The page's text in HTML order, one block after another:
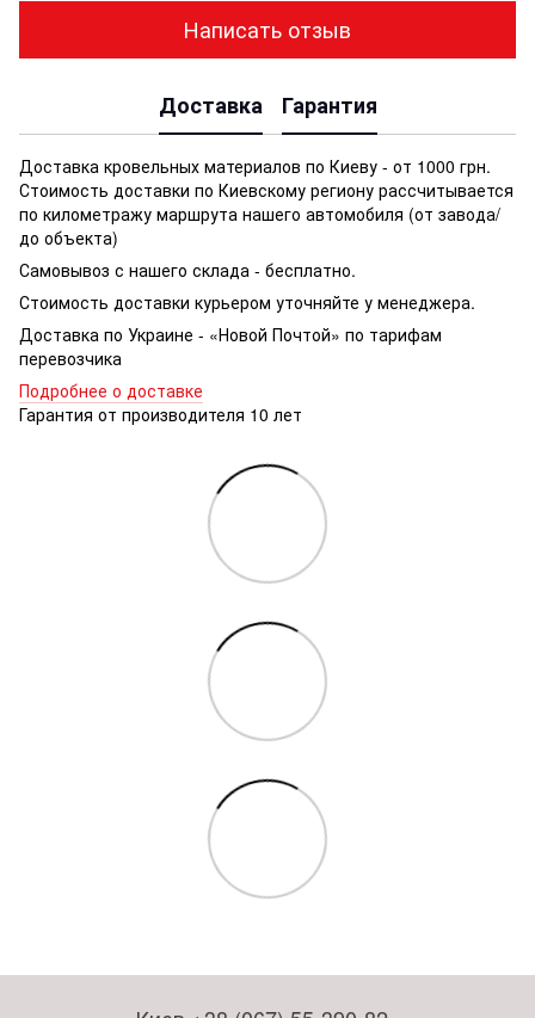
Написать отзыв
Доставка Гарантия
Доставка кровельных материалов по Киеву - от 1000 грн.
Стоимость доставки по Киевскому региону рассчитывается
по километражу маршрута нашего автомобиля (от завода/
до объекта)
Самовывоз с нашего склада - бесплатно.
Стоимость доставки курьером уточняйте у менеджера.
Доставка по Украине - «Новой Почтой» по тарифам
перевозчика
Подробнее о доставке
Гарантия от производителя 10 лет